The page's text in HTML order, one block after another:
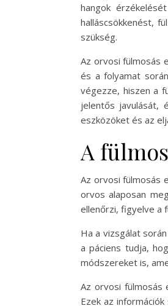
hangok
halláscsökkenést,
szükség.
Az orvosi fülmosás
és a folyamat
végezze, hiszen a
jelentős javulását,
eszközöket és az
A
Az orvosi fülmosás
orvos alaposan
ellenőrzi, figyelve a
Ha a vizsgálat
a páciens tudja,
módszereket is,
Az orvosi fülmosás
Ezek az